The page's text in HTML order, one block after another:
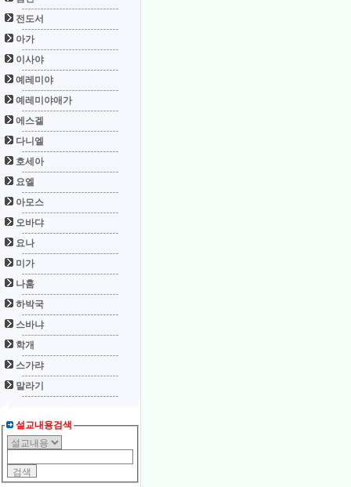
전도서
아가
이사야
예레미야
예레미야애가
에스겔
다니엘
호세아
요엘
아모스
오바댜
요나
미가
나훔
하박국
스바냐
학개
스가랴
말라기
설교내용검색